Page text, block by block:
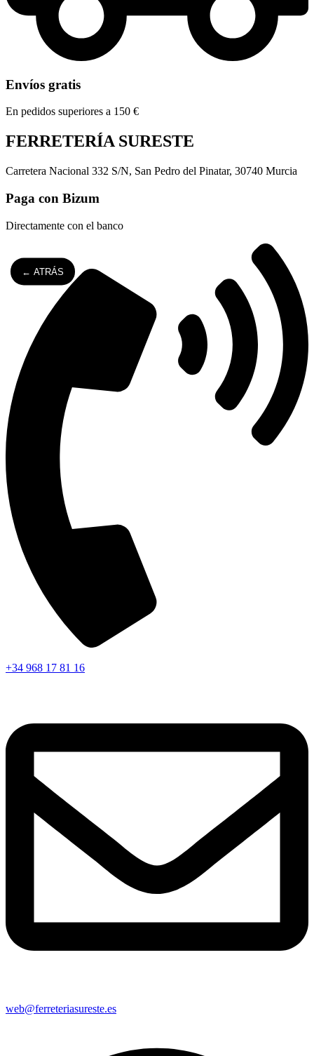
Envíos gratis
En pedidos superiores a 150 €
FERRETERÍA SURESTE
Carretera Nacional 332 S/N, San Pedro del Pinatar, 30740 Murcia
Paga con Bizum
Directamente con el banco
+34 968 17 81 16
web@ferreteriasureste.es
← ATRÁS